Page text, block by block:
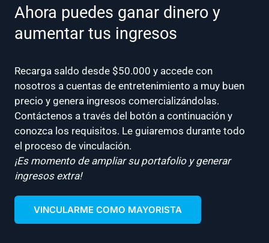
Ahora puedes ganar dinero y
aumentar tus ingresos
Recarga saldo desde $50.000 y accede con
nosotros a cuentas de entretenimiento a muy buen
precio y genera ingresos comercializándolas.
Contáctenos a través del botón a continuación y
conozca los requisitos. Le guiaremos durante todo
el proceso de vinculación.
¡Es momento de ampliar su portafolio y generar
ingresos extra!
VINCULARME COMO MAYORISTA